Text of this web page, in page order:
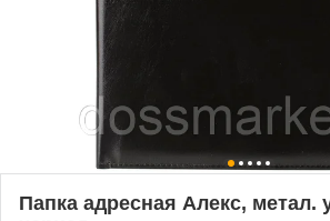
Папка адресная Алекс, метал.